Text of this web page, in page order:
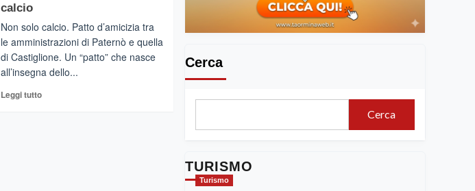
calcio
Non solo calcio. Patto d’amicizia tra
le amministrazioni di Paternò e quella
di Castiglione. Un “patto” che nasce
all’insegna dello...
Leggi tuttoLeggi
Cerca
Cerca
TURISMO
Turismo